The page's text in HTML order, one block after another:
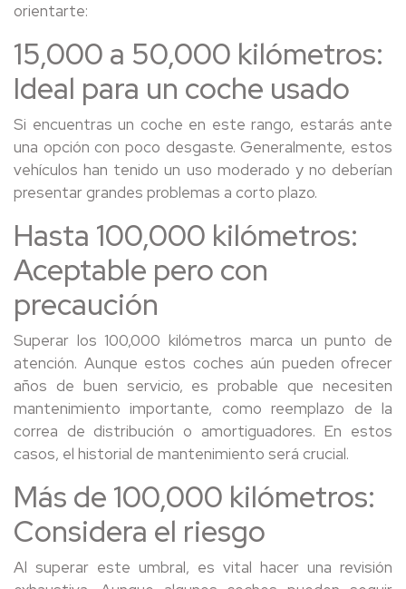
orientarte:
15,000 a 50,000 kilómetros:
Ideal para un coche usado
Si encuentras un coche en este rango, estarás ante
una opción con poco desgaste. Generalmente, estos
vehículos han tenido un uso moderado y no deberían
presentar grandes problemas a corto plazo.
Hasta 100,000 kilómetros:
Aceptable pero con
precaución
Superar los 100,000 kilómetros marca un punto de
atención. Aunque estos coches aún pueden ofrecer
años de buen servicio, es probable que necesiten
mantenimiento importante, como reemplazo de la
correa de distribución o amortiguadores. En estos
casos, el historial de mantenimiento será crucial.
Más de 100,000 kilómetros:
Considera el riesgo
Al superar este umbral, es vital hacer una revisión